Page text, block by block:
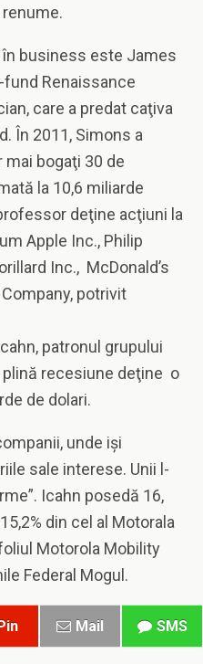
business este James
Renaissance
care a predat caţiva
În 2011, Simons a
bogaţi 30 de
la 10,6 miliarde
deţine acţiuni la
Apple Inc., Philip
Inc., McDonald’s
potrivit
patronul grupului
plină recesiune deţine o
de dolari.
unde işi
sale interese. Unii l-
Icahn posedă 16,
din cel al Motorala
Motorola Mobility
Federal Mogul.
Mail SMS